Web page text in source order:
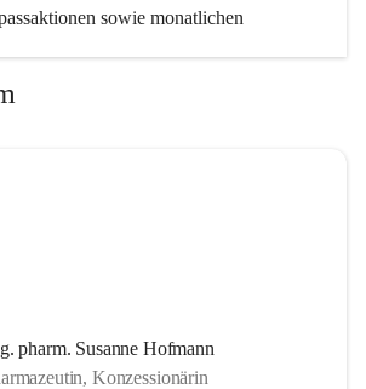
sowie monatlichen
Besuch! 😊
pharm. Susanne Hofmann
Konzessionärin